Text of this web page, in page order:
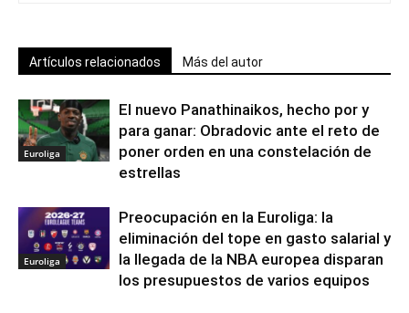
Artículos relacionados Más del autor
Euroliga
El nuevo Panathinaikos, hecho por y
para ganar: Obradovic ante el reto de
poner orden en una constelación de
estrellas
Euroliga
Preocupación en la Euroliga: la
eliminación del tope en gasto salarial y
la llegada de la NBA europea disparan
los presupuestos de varios equipos